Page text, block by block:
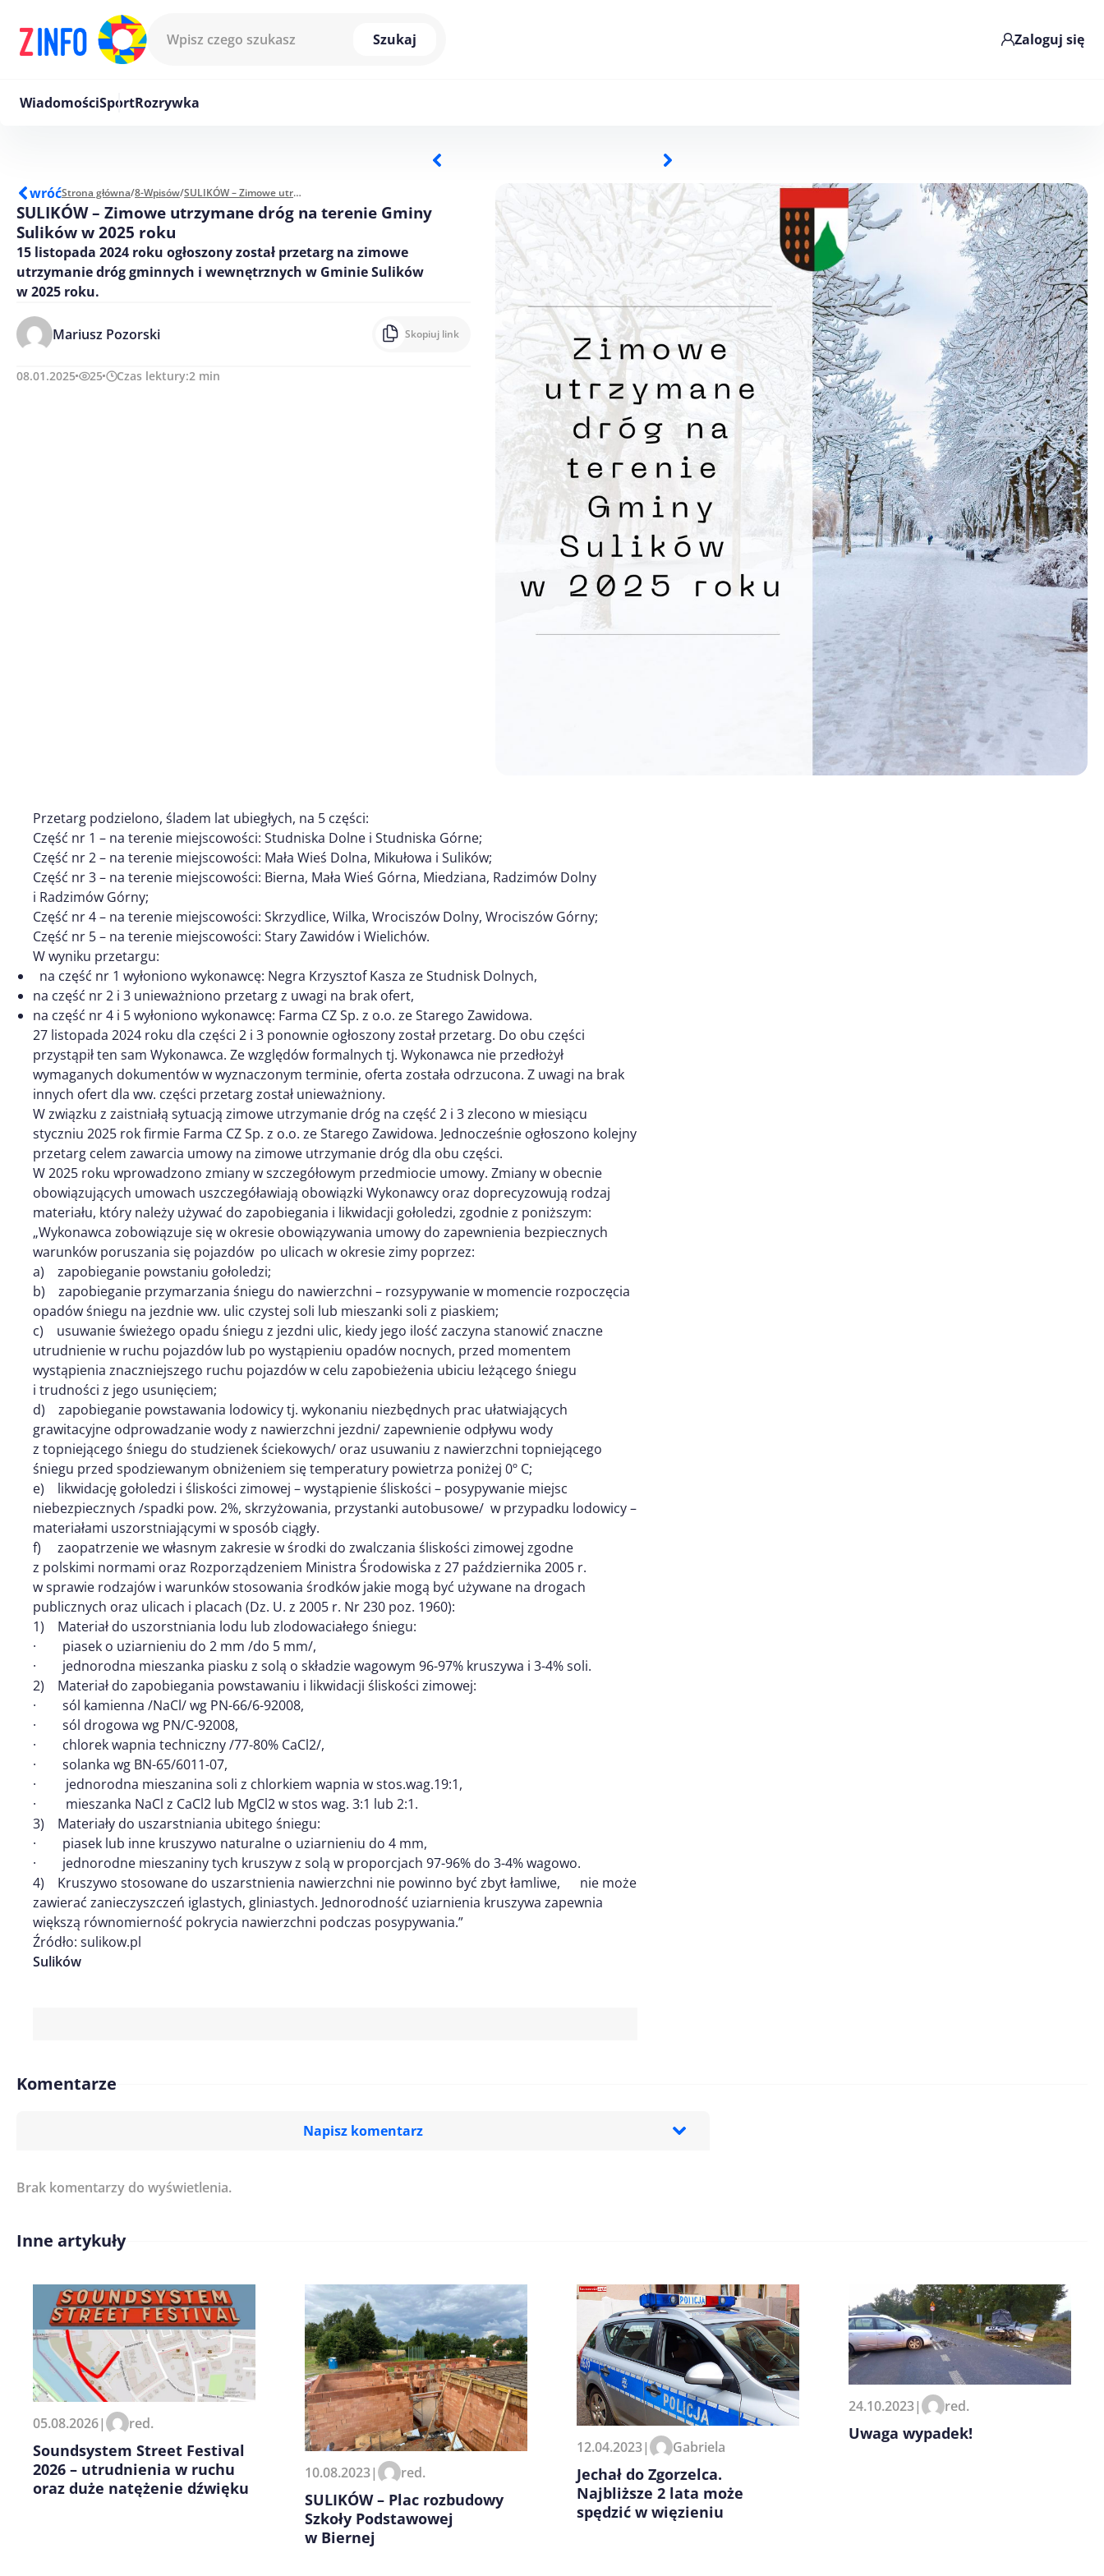
Szukaj
Zaloguj się
WiadomościSportRozrywka
wróćStrona główna/8-Wpisów/ SULIKÓW – Zimowe utrzymane dróg na terenie Gminy Sulików w 2025 roku
SULIKÓW – Zimowe utrzymane dróg na terenie Gminy
Sulików w 2025 roku
15 listopada 2024 roku ogłoszony został przetarg na zimowe
utrzymanie dróg gminnych i wewnętrznych w Gminie Sulików
w 2025 roku.
Mariusz Pozorski Skopiuj link
08.01.2025 25 Czas lektury:2 min
Przetarg podzielono, śladem lat ubiegłych, na 5 części:
Część nr 1 – na terenie miejscowości: Studniska Dolne i Studniska Górne;
Część nr 2 – na terenie miejscowości: Mała Wieś Dolna, Mikułowa i Sulików;
Część nr 3 – na terenie miejscowości: Bierna, Mała Wieś Górna, Miedziana, Radzimów Dolny
i Radzimów Górny;
Część nr 4 – na terenie miejscowości: Skrzydlice, Wilka, Wrociszów Dolny, Wrociszów Górny;
Część nr 5 – na terenie miejscowości: Stary Zawidów i Wielichów.
W wyniku przetargu:
na część nr 1 wyłoniono wykonawcę: Negra Krzysztof Kasza ze Studnisk Dolnych,
na część nr 2 i 3 unieważniono przetarg z uwagi na brak ofert,
na część nr 4 i 5 wyłoniono wykonawcę: Farma CZ Sp. z o.o. ze Starego Zawidowa.
27 listopada 2024 roku dla części 2 i 3 ponownie ogłoszony został przetarg. Do obu części
przystąpił ten sam Wykonawca. Ze względów formalnych tj. Wykonawca nie przedłożył
wymaganych dokumentów w wyznaczonym terminie, oferta została odrzucona. Z uwagi na brak
innych ofert dla ww. części przetarg został unieważniony.
W związku z zaistniałą sytuacją zimowe utrzymanie dróg na część 2 i 3 zlecono w miesiącu
styczniu 2025 rok firmie Farma CZ Sp. z o.o. ze Starego Zawidowa. Jednocześnie ogłoszono kolejny
przetarg celem zawarcia umowy na zimowe utrzymanie dróg dla obu części.
W 2025 roku wprowadzono zmiany w szczegółowym przedmiocie umowy. Zmiany w obecnie
obowiązujących umowach uszczegóławiają obowiązki Wykonawcy oraz doprecyzowują rodzaj
materiału, który należy używać do zapobiegania i likwidacji gołoledzi, zgodnie z poniższym:
„Wykonawca zobowiązuje się w okresie obowiązywania umowy do zapewnienia bezpiecznych
warunków poruszania się pojazdów po ulicach w okresie zimy poprzez:
a) zapobieganie powstaniu gołoledzi;
b) zapobieganie przymarzania śniegu do nawierzchni – rozsypywanie w momencie rozpoczęcia
opadów śniegu na jezdnie ww. ulic czystej soli lub mieszanki soli z piaskiem;
c) usuwanie świeżego opadu śniegu z jezdni ulic, kiedy jego ilość zaczyna stanowić znaczne
utrudnienie w ruchu pojazdów lub po wystąpieniu opadów nocnych, przed momentem
wystąpienia znaczniejszego ruchu pojazdów w celu zapobieżenia ubiciu leżącego śniegu
i trudności z jego usunięciem;
d) zapobieganie powstawania lodowicy tj. wykonaniu niezbędnych prac ułatwiających
grawitacyjne odprowadzanie wody z nawierzchni jezdni/ zapewnienie odpływu wody
z topniejącego śniegu do studzienek ściekowych/ oraz usuwaniu z nawierzchni topniejącego
śniegu przed spodziewanym obniżeniem się temperatury powietrza poniżej 0º C;
e) likwidację gołoledzi i śliskości zimowej – wystąpienie śliskości – posypywanie miejsc
niebezpiecznych /spadki pow. 2%, skrzyżowania, przystanki autobusowe/ w przypadku lodowicy –
materiałami uszorstniającymi w sposób ciągły.
f) zaopatrzenie we własnym zakresie w środki do zwalczania śliskości zimowej zgodne
z polskimi normami oraz Rozporządzeniem Ministra Środowiska z 27 października 2005 r.
w sprawie rodzajów i warunków stosowania środków jakie mogą być używane na drogach
publicznych oraz ulicach i placach (Dz. U. z 2005 r. Nr 230 poz. 1960):
1) Materiał do uszorstniania lodu lub zlodowaciałego śniegu:
· piasek o uziarnieniu do 2 mm /do 5 mm/,
· jednorodna mieszanka piasku z solą o składzie wagowym 96-97% kruszywa i 3-4% soli.
2) Materiał do zapobiegania powstawaniu i likwidacji śliskości zimowej:
· sól kamienna /NaCl/ wg PN-66/6-92008,
· sól drogowa wg PN/C-92008,
· chlorek wapnia techniczny /77-80% CaCl2/,
· solanka wg BN-65/6011-07,
· jednorodna mieszanina soli z chlorkiem wapnia w stos.wag.19:1,
· mieszanka NaCl z CaCl2 lub MgCl2 w stos wag. 3:1 lub 2:1.
3) Materiały do uszarstniania ubitego śniegu:
· piasek lub inne kruszywo naturalne o uziarnieniu do 4 mm,
· jednorodne mieszaniny tych kruszyw z solą w proporcjach 97-96% do 3-4% wagowo.
4) Kruszywo stosowane do uszarstnienia nawierzchni nie powinno być zbyt łamliwe, nie może
zawierać zanieczyszczeń iglastych, gliniastych. Jednorodność uziarnienia kruszywa zapewnia
większą równomierność pokrycia nawierzchni podczas posypywania.”
Źródło: sulikow.pl
Sulików
Komentarze
Napisz komentarz
Imię/ Nick*
Zapamiętaj moje dane w tej przeglądarce podczas pisania
kolejnych komentarzy.
Brak komentarzy do wyświetlenia.
Inne artykuły
05.08.2026| red.
Soundsystem Street Festival
2026 – utrudnienia w ruchu
oraz duże natężenie dźwięku
10.08.2023| red.
SULIKÓW – Plac rozbudowy
Szkoły Podstawowej
w Biernej
12.04.2023| Gabriela
Jechał do Zgorzelca.
Najbliższe 2 lata może
spędzić w więzieniu
24.10.2023| red.
Uwaga wypadek!